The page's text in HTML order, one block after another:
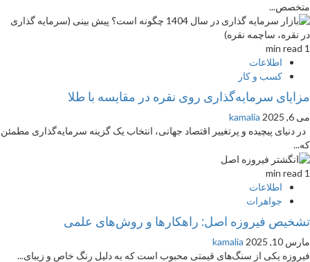
متخصص...
1 min read
اطلاعات
کسب و کار
مزایای سرمایه‌گذاری روی نقره در مقایسه با طلا
می 6, 2025
kamalia
در دنیای پیچیده و پرتغییر اقتصاد جهانی، انتخاب یک گزینه سرمایه‌گذاری مطمئن
که...
1 min read
اطلاعات
جواهرات
تشخیص فیروزه اصل: راهکارها و روش‌های علمی
مارس 10, 2025
kamalia
فیروزه یکی از سنگ‌های قیمتی محبوب است که به دلیل رنگ خاص و زیبای...